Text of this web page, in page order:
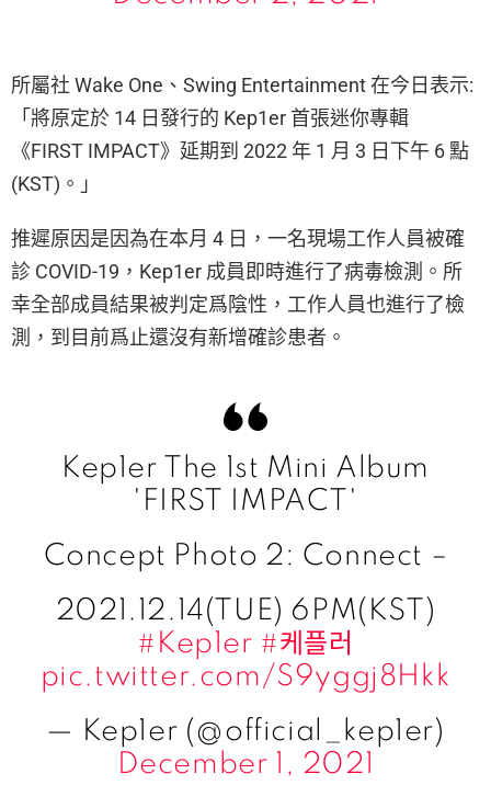
所屬社 Wake One、Swing Entertainment 在今日表示:
「將原定於 14 日發行的 Kep1er 首張迷你專輯
《FIRST IMPACT》延期到 2022 年 1 月 3 日下午 6 點
(KST)。」
推遲原因是因為在本月 4 日，一名現場工作人員被確
診 COVID-19，Kep1er 成員即時進行了病毒檢測。所
幸全部成員結果被判定爲陰性，工作人員也進行了檢
測，到目前爲止還沒有新增確診患者。
Kep1er The 1st Mini Album
'FIRST IMPACT'
Concept Photo 2: Connect –
2021.12.14(TUE) 6PM(KST)
#Kep1er #케플러
pic.twitter.com/S9yggj8Hkk
— Kep1er (@official_kep1er)
December 1, 2021